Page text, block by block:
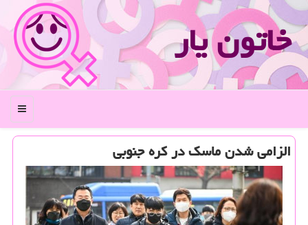
خاتون یار
منو
الزامی شدن ماسك در كره جنوبی